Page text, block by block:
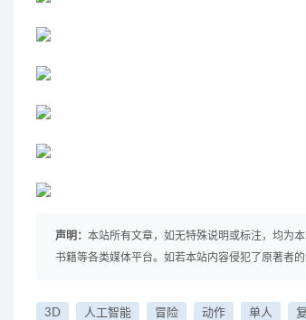
声明： 本站所有文章，如无特殊说明或标注，均为
书籍等各类媒体平台。如若本站内容侵犯了原著者
3D 人工智能 冒险 动作 单人